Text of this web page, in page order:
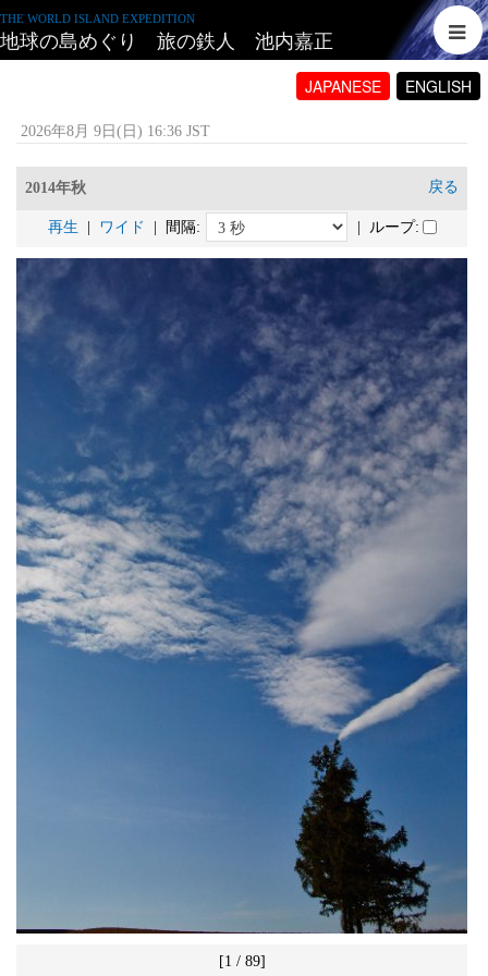
THE WORLD ISLAND EXPEDITION
地球の島めぐり 旅の鉄人 池内嘉正
JAPANESE ENGLISH
2026年8月 9日(日) 16:36 JST
2014年秋 戻る
再生 ワイド | 間隔: | ループ:
[1 / 89]